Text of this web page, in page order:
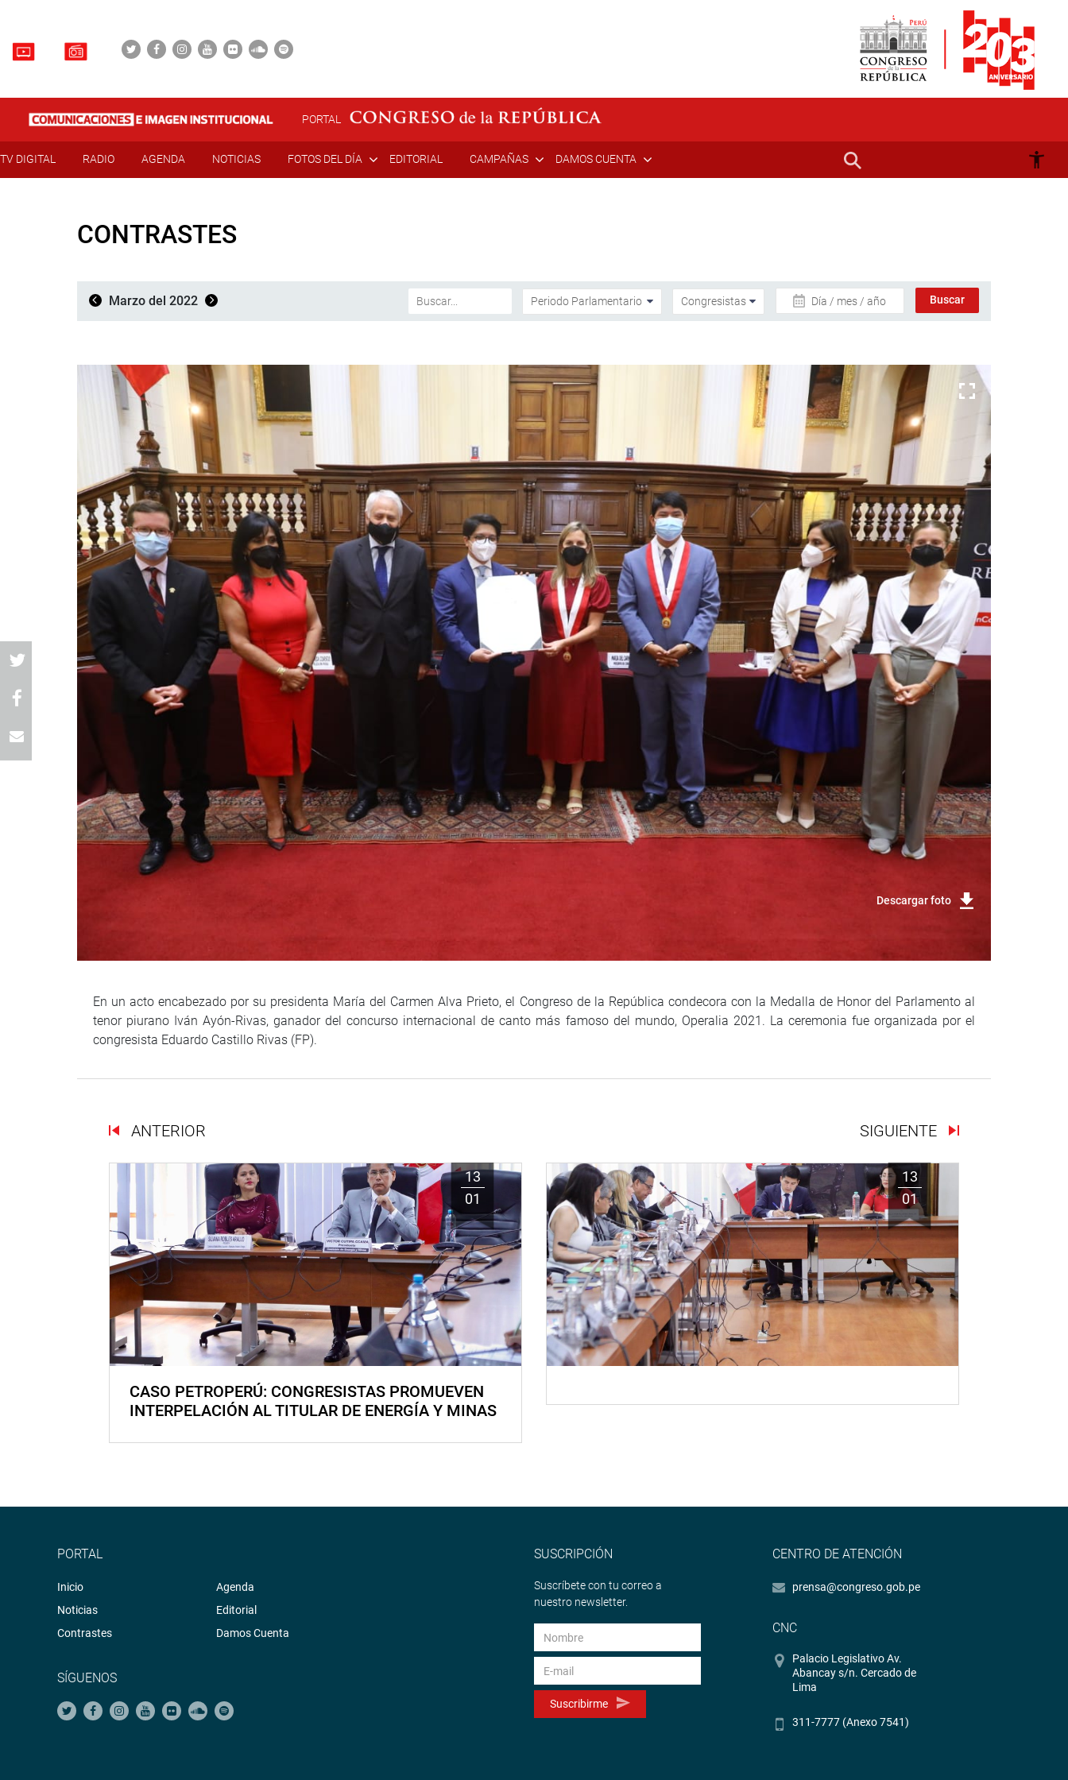
PORTAL
TV DIGITAL RADIO AGENDA NOTICIAS FOTOS DEL DÍA EDITORIAL CAMPAÑAS DAMOS CUENTA
CONTRASTES
Marzo del 2022 Día / mes / año
Descargar foto
En un acto encabezado por su presidenta María del Carmen Alva Prieto, el Congreso de la República condecora con la Medalla de Honor del Parlamento al
tenor piurano Iván Ayón-Rivas, ganador del concurso internacional de canto más famoso del mundo, Operalia 2021. La ceremonia fue organizada por el
congresista Eduardo Castillo Rivas (FP).
ANTERIOR SIGUIENTE
13
01
CASO PETROPERÚ: CONGRESISTAS PROMUEVEN
INTERPELACIÓN AL TITULAR DE ENERGÍA Y MINAS
13
01
PORTAL
Inicio
Noticias
Contrastes
Agenda
Editorial
Damos Cuenta
SÍGUENOS
SUSCRIPCIÓN
Suscríbete con tu correo a
nuestro newsletter.
Suscribirme
CENTRO DE ATENCIÓN
prensa@congreso.gob.pe
CNC
Palacio Legislativo Av.
Abancay s/n. Cercado de
Lima
311-7777 (Anexo 7541)